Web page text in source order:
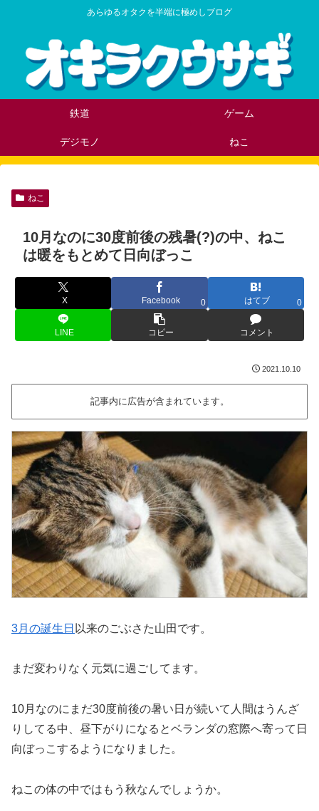
あらゆるオタクを半端に極めしブログ
鉄道 ゲーム
デジモノ ねこ
ねこ
10月なのに30度前後の残暑(?)の中、ねこ
は暖をもとめて日向ぼっこ
X Facebook 0 はてブ 0
LINE コピー コメント
2021.10.10
記事内に広告が含まれています。
3月の誕生日 以来のごぶさた山田です。
まだ変わりなく元気に過ごしてます。
10月なのにまだ30度前後の暑い日が続いて人間はうんざ
りしてる中、昼下がりになるとベランダの窓際へ寄って日
向ぼっこするようになりました。
ねこの体の中ではもう秋なんでしょうか。